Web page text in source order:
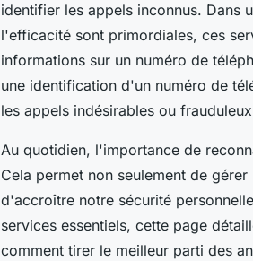
identifier les appels inconnus. Dans
l'efficacité sont primordiales, ces
informations sur un numéro de
une identification d'un numéro de
les appels indésirables ou
Au quotidien, l'importance de
Cela permet non seulement de
d'accroître notre sécurité
services essentiels, cette page
comment tirer le meilleur parti des